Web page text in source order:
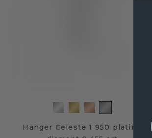
Hanger Celeste 1 950 platina